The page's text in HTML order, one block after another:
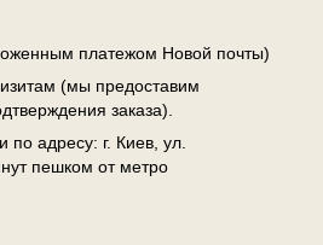
платежом Новой почты)
(мы предоставим
заказа).
по адресу: г. Киев, ул.
пешком от метро